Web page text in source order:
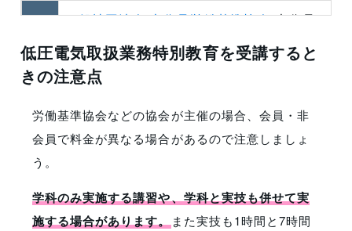
3 一般社団法人 大分県労働基準協会(大分県)
4 公益社団法人 鹿児島県労働基準協会 (鹿児島県)
低圧電気取扱業務特別教育を受講すると
きの注意点
労働基準協会などの協会が主催の場合、会員・非
会員で料金が異なる場合があるので注意しましょ
う。
学科のみ実施する講習や、学科と実技も併せて実
施する場合があります。また実技も1時間と7時間